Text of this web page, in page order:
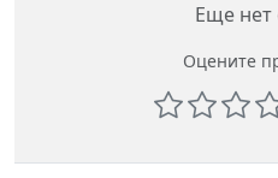
Еще нет
Оцените